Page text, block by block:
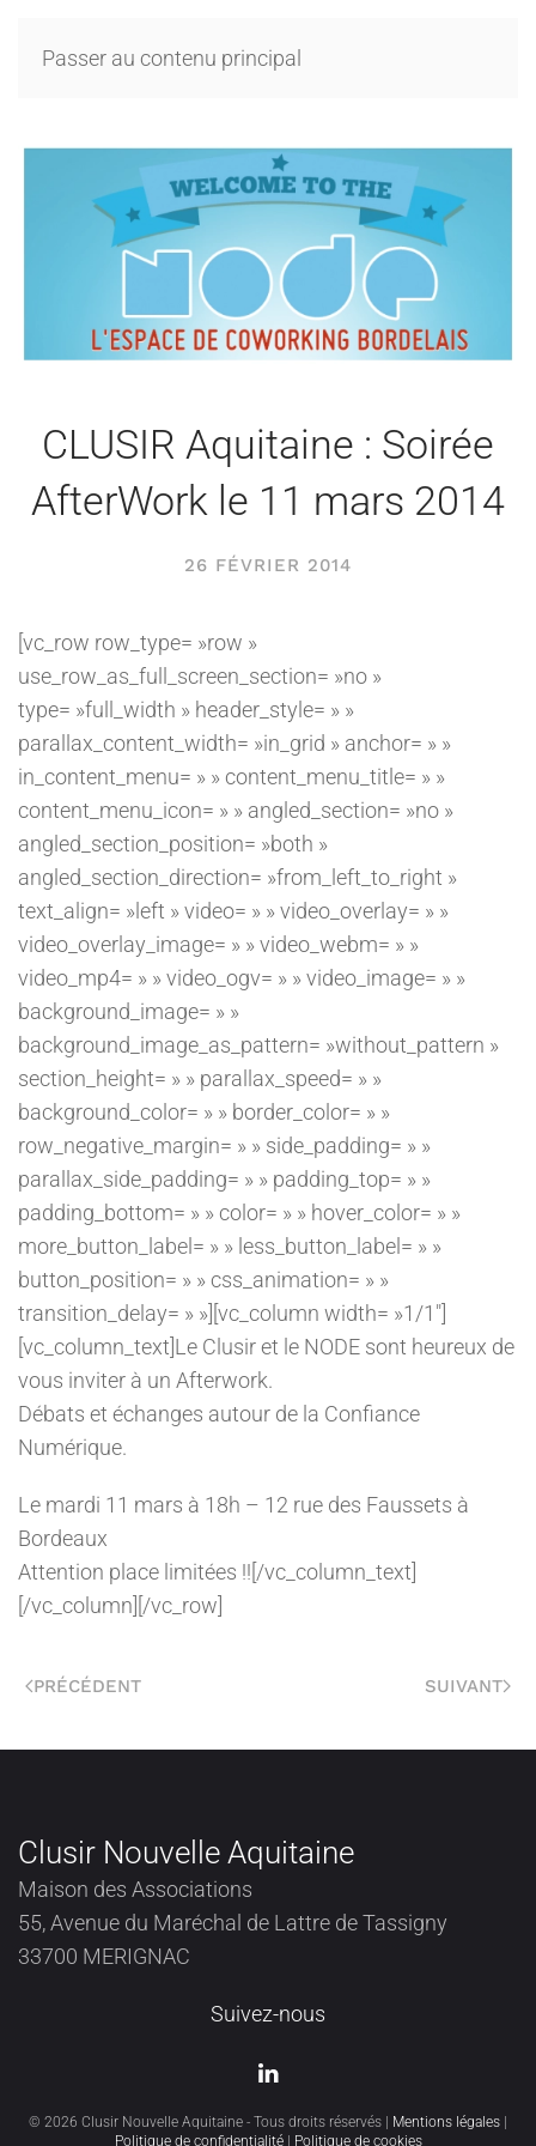
Passer au contenu principal
CLUSIR Aquitaine : Soirée
AfterWork le 11 mars 2014
26 FÉVRIER 2014
[vc_row row_type= »row »
use_row_as_full_screen_section= »no »
type= »full_width » header_style= » »
parallax_content_width= »in_grid » anchor= » »
in_content_menu= » » content_menu_title= » »
content_menu_icon= » » angled_section= »no »
angled_section_position= »both »
angled_section_direction= »from_left_to_right »
text_align= »left » video= » » video_overlay= » »
video_overlay_image= » » video_webm= » »
video_mp4= » » video_ogv= » » video_image= » »
background_image= » »
background_image_as_pattern= »without_pattern »
section_height= » » parallax_speed= » »
background_color= » » border_color= » »
row_negative_margin= » » side_padding= » »
parallax_side_padding= » » padding_top= » »
padding_bottom= » » color= » » hover_color= » »
more_button_label= » » less_button_label= » »
button_position= » » css_animation= » »
transition_delay= » »][vc_column width= »1/1″]
[vc_column_text]Le Clusir et le NODE sont heureux de
vous inviter à un Afterwork.
Débats et échanges autour de la Confiance
Numérique.
Le mardi 11 mars à 18h – 12 rue des Faussets à
Bordeaux
Attention place limitées !![/vc_column_text]
[/vc_column][/vc_row]
PRÉCÉDENT SUIVANT
Clusir Nouvelle Aquitaine
Maison des Associations
55, Avenue du Maréchal de Lattre de Tassigny
33700 MERIGNAC
Suivez-nous
© 2026 Clusir Nouvelle Aquitaine - Tous droits réservés | Mentions légales
Politique de confidentialité| Politique de cookies